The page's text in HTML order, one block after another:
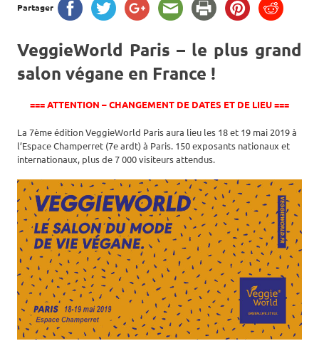
Partager
VeggieWorld Paris – le plus grand
salon végane en France !
=== ATTENTION – CHANGEMENT DE DATES ET DE LIEU ===
La 7ème édition VeggieWorld Paris aura lieu les 18 et 19 mai 2019 à
l’Espace Champerret (7e ardt) à Paris. 150 exposants nationaux et
internationaux, plus de 7 000 visiteurs attendus.